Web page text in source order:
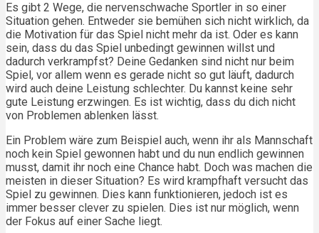
Es gibt 2 Wege, die nervenschwache Sportler in so einer
Situation gehen. Entweder sie bemühen sich nicht wirklich, da
die Motivation für das Spiel nicht mehr da ist. Oder es kann
sein, dass du das Spiel unbedingt gewinnen willst und
dadurch verkrampfst? Deine Gedanken sind nicht nur beim
Spiel, vor allem wenn es gerade nicht so gut läuft, dadurch
wird auch deine Leistung schlechter. Du kannst keine sehr
gute Leistung erzwingen. Es ist wichtig, dass du dich nicht
von Problemen ablenken lässt.
Ein Problem wäre zum Beispiel auch, wenn ihr als Mannschaft
noch kein Spiel gewonnen habt und du nun endlich gewinnen
musst, damit ihr noch eine Chance habt. Doch was machen die
meisten in dieser Situation? Es wird krampfhaft versucht das
Spiel zu gewinnen. Dies kann funktionieren, jedoch ist es
immer besser clever zu spielen. Dies ist nur möglich, wenn
der Fokus auf einer Sache liegt.